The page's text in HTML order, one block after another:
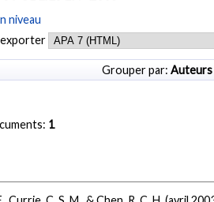
niveau
Grouper par: Auteurs
1